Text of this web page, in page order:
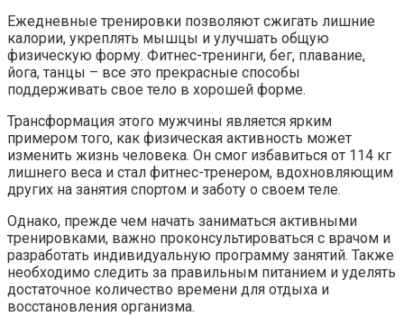
Ежедневные тренировки позволяют сжигать лишние
калории, укреплять мышцы и улучшать общую
физическую форму. Фитнес-тренинги, бег, плавание,
йога, танцы – все это прекрасные способы
поддерживать свое тело в хорошей форме.
Трансформация этого мужчины является ярким
примером того, как физическая активность может
изменить жизнь человека. Он смог избавиться от 114 кг
лишнего веса и стал фитнес-тренером, вдохновляющим
других на занятия спортом и заботу о своем теле.
Однако, прежде чем начать заниматься активными
тренировками, важно проконсультироваться с врачом и
разработать индивидуальную программу занятий. Также
необходимо следить за правильным питанием и уделять
достаточное количество времени для отдыха и
восстановления организма.